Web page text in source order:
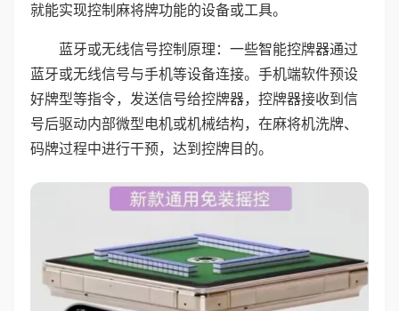
就能实现控制麻将牌功能的设备或工具。
蓝牙或无线信号控制原理：一些智能控牌器通过
蓝牙或无线信号与手机等设备连接。手机端软件预设
好牌型等指令，发送信号给控牌器，控牌器接收到信
号后驱动内部微型电机或机械结构，在麻将机洗牌、
码牌过程中进行干预，达到控牌目的。